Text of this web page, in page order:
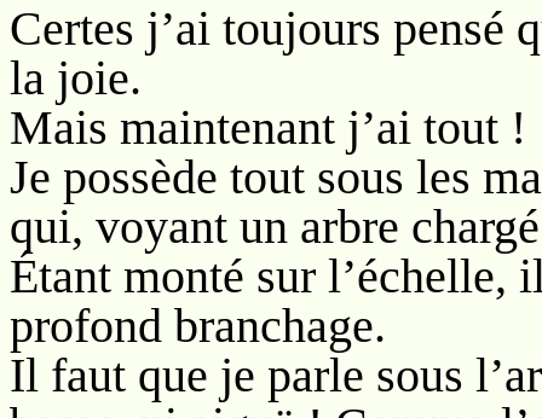
Certes j’ai toujours pensé
la joie.
Mais maintenant j’ai tout !
Je possède tout sous les
qui, voyant un arbre
Étant monté sur l’échelle,
profond branchage.
Il faut que je parle sous